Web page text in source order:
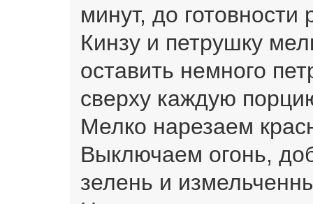
минут, до готовности
Кинзу и петрушку
оставить немного
сверху каждую
Мелко нарезаем
Выключаем огонь,
зелень и